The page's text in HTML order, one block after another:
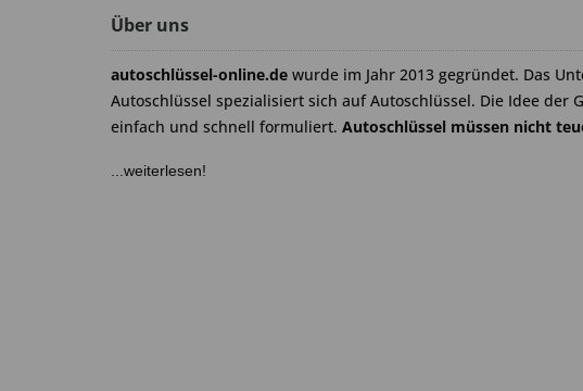
Über uns
autoschlüssel-online.de wurde im Jahr 2013 gegründet. Das
Autoschlüssel spezialisiert sich auf Autoschlüssel. Die Idee der
einfach und schnell formuliert. Autoschlüssel müssen nicht
...weiterlesen!